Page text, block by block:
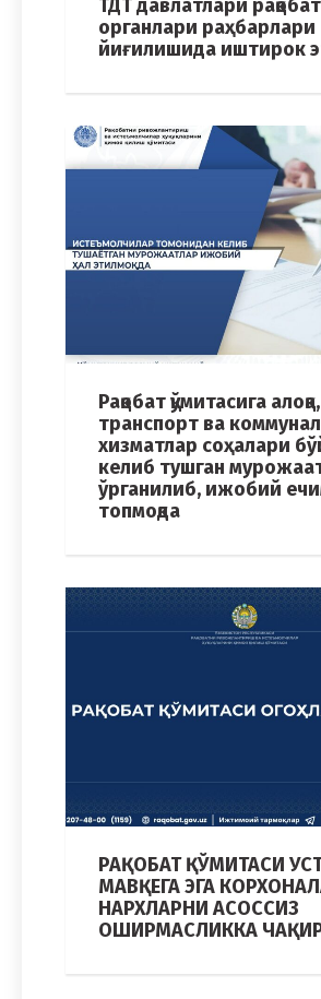
ТДТ давлатлари рақобат
органлари раҳбарлари
йиғилишида иштирок
Рақобат қўмитасига
транспорт ва коммунал
хизматлар соҳалари
келиб тушган
ўрганилиб, ижобий
топмоқда
РАҚОБАТ ҚЎМИТАСИ
МАВҚЕГА ЭГА
НАРХЛАРНИ АСОССИЗ
ОШИРМАСЛИККА